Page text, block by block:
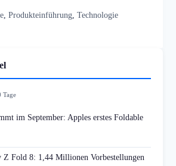
Produkteinführung Technologie
Tage
im September: Apples erstes Foldable
Z Fold 8: 1,44 Millionen Vorbestellungen